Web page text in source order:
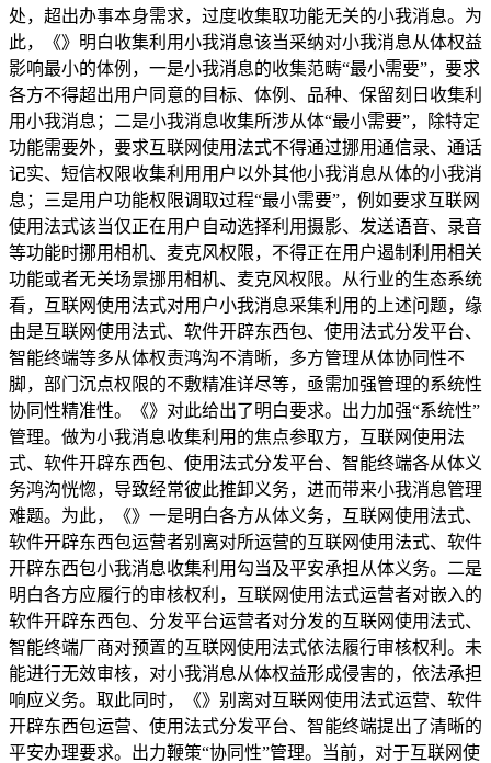
处，超出办事本身需求，过度收集取功能无关的小我消息。为
此，《》明白收集利用小我消息该当采纳对小我消息从体权益
影响最小的体例，一是小我消息的收集范畴“最小需要”，要求
各方不得超出用户同意的目标、体例、品种、保留刻日收集利
用小我消息；二是小我消息收集所涉从体“最小需要”，除特定
功能需要外，要求互联网使用法式不得通过挪用通信录、通话
记实、短信权限收集利用用户以外其他小我消息从体的小我消
息；三是用户功能权限调取过程“最小需要”，例如要求互联网
使用法式该当仅正在用户自动选择利用摄影、发送语音、录音
等功能时挪用相机、麦克风权限，不得正在用户遏制利用相关
功能或者无关场景挪用相机、麦克风权限。从行业的生态系统
看，互联网使用法式对用户小我消息采集利用的上述问题，缘
由是互联网使用法式、软件开辟东西包、使用法式分发平台、
智能终端等多从体权责鸿沟不清晰，多方管理从体协同性不
脚，部门沉点权限的不敷精准详尽等，亟需加强管理的系统性
协同性精准性。《》对此给出了明白要求。出力加强“系统性”
管理。做为小我消息收集利用的焦点参取方，互联网使用法
式、软件开辟东西包、使用法式分发平台、智能终端各从体义
务鸿沟恍惚，导致经常彼此推卸义务，进而带来小我消息管理
难题。为此，《》一是明白各方从体义务，互联网使用法式、
软件开辟东西包运营者别离对所运营的互联网使用法式、软件
开辟东西包小我消息收集利用勾当及平安承担从体义务。二是
明白各方应履行的审核权利，互联网使用法式运营者对嵌入的
软件开辟东西包、分发平台运营者对分发的互联网使用法式、
智能终端厂商对预置的互联网使用法式依法履行审核权利。未
能进行无效审核，对小我消息从体权益形成侵害的，依法承担
响应义务。取此同时，《》别离对互联网使用法式运营、软件
开辟东西包运营、使用法式分发平台、智能终端提出了清晰的
平安办理要求。出力鞭策“协同性”管理。当前，对于互联网使